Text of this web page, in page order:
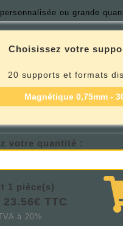
ou grande
Choisissez votre
20 supports et formats
Magnétique 0,75mm -
votre quantité :
1 pièce(s)
TTC
à 20%